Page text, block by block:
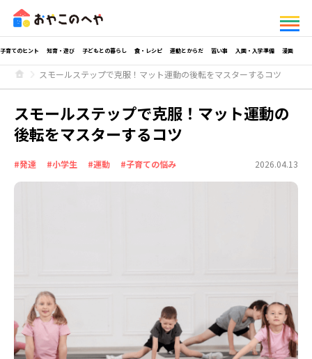
子育てのヒント 知育・遊び 子どもとの暮らし 食・レシピ 運動とからだ 習い事 入園・入学準備 漫画
スモールステップで克服！マット運動の後転をマスターするコツ
スモールステップで克服！マット運動の
後転をマスターするコツ
#発達 #小学生 #運動 #子育ての悩み 2026.04.13